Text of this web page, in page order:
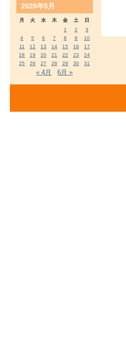
2026年5月
月 火 水 木 金 土
日
1
2
3
4
5 6 7 8 9
10
11
12 13 14 15 16
17
18
19 20 21 22 23
24
25
26 27 28 29 30 31
« 4月 6月 »